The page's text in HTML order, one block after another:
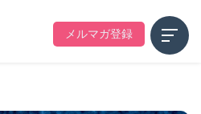
メルマガ登録